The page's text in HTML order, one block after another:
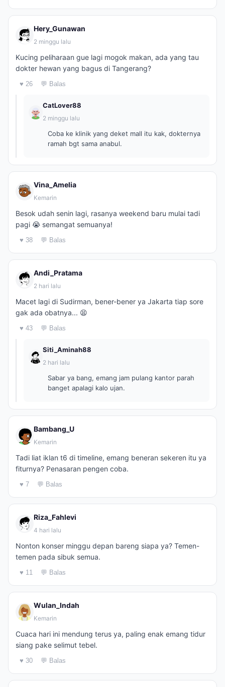
Hery_Gunawan
2 minggu lalu
Kucing peliharaan gue lagi mogok makan, ada yang tau
dokter hewan yang bagus di Tangerang?
♥ 26 💬 Balas
CatLover88
2 minggu lalu
Coba ke klinik yang deket mall itu kak, dokternya
ramah bgt sama anabul.
Vina_Amelia
Kemarin
Besok udah senin lagi, rasanya weekend baru mulai tadi
pagi 😭 semangat semuanya!
♥ 38 💬 Balas
Andi_Pratama
2 hari lalu
Macet lagi di Sudirman, bener-bener ya Jakarta tiap sore
gak ada obatnya... 😫
♥ 43 💬 Balas
Siti_Aminah88
2 hari lalu
Sabar ya bang, emang jam pulang kantor parah
banget apalagi kalo ujan.
Bambang_U
Kemarin
Tadi liat iklan t6 di timeline, emang beneran sekeren itu ya
fiturnya? Penasaran pengen coba.
♥ 7 💬 Balas
Riza_Fahlevi
4 hari lalu
Nonton konser minggu depan bareng siapa ya? Temen-
temen pada sibuk semua.
♥ 11 💬 Balas
Wulan_Indah
Kemarin
Cuaca hari ini mendung terus ya, paling enak emang tidur
siang pake selimut tebel.
♥ 30 💬 Balas